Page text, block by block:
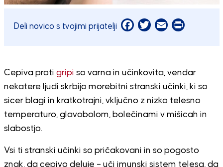
Deli novico s tvojimi prijatelji Facebook
Twitter
EmailPrint
Cepiva proti gripi so varna in učinkovita, vendar
nekatere ljudi skrbijo morebitni stranski učinki, ki so
sicer blagi in kratkotrajni, vključno z nizko telesno
temperaturo, glavobolom, bolečinami v mišicah in
slabostjo.
Vsi ti stranski učinki so pričakovani in so pogosto
znak, da cepivo deluje – uči imunski sistem telesa, da